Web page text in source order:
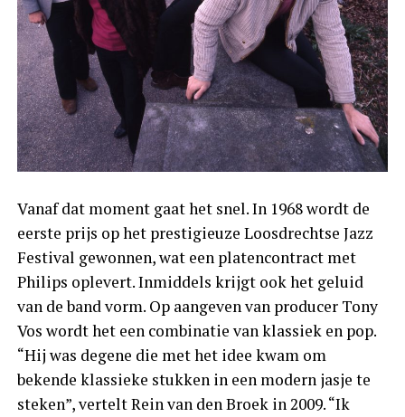
Vanaf dat moment gaat het snel. In 1968 wordt de
eerste prijs op het prestigieuze Loosdrechtse Jazz
Festival gewonnen, wat een platencontract met
Philips oplevert. Inmiddels krijgt ook het geluid
van de band vorm. Op aangeven van producer Tony
Vos wordt het een combinatie van klassiek en pop.
“Hij was degene die met het idee kwam om
bekende klassieke stukken in een modern jasje te
steken”, vertelt Rein van den Broek in 2009. “Ik